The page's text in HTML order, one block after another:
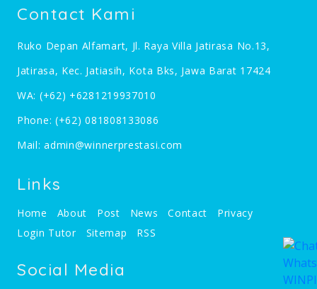
Contact Kami
Ruko Depan Alfamart, Jl. Raya Villa Jatirasa No.13,
Jatirasa, Kec. Jatiasih, Kota Bks, Jawa Barat 17424
WA: (+62) +6281219937010
Phone: (+62) 081808133086
Mail:admin@winnerprestasi.com
Links
Home About Post News Contact
Privacy
Login Tutor
Sitemap RSS
Social Media